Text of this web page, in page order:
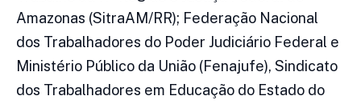
Amazonas (SitraAM/RR); Federação Nacional
dos Trabalhadores do Poder Judiciário Federal e
Ministério Público da União (Fenajufe), Sindicato
dos Trabalhadores em Educação do Estado do